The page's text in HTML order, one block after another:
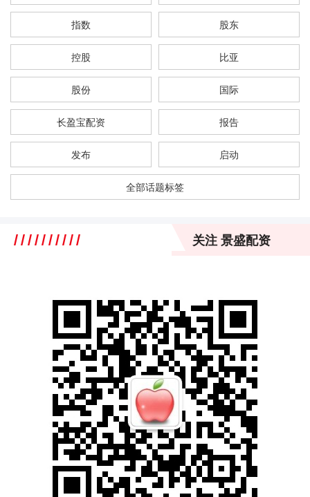
指数 股东
控股 比亚
股份 国际
长盈宝配资 报告
发布 启动
全部话题标签
关注 景盛配资